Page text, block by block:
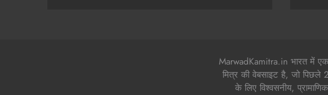
MarwadKamitra.in भारत में एक
मित्र की वेबसाइट है, जो पिछले
के लिए विश्वसनीय,